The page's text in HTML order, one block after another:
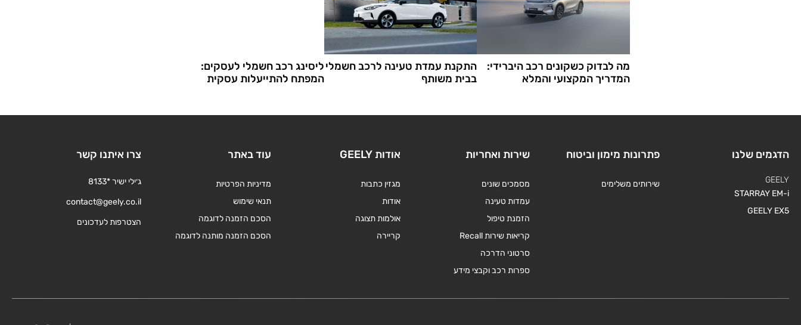
מה לבדוק כשקונים רכב היברידי:
המדריך המקצועי והמלא
התקנת עמדת טעינה לרכב חשמלי
בבית משותף
ליסינג רכב חשמלי לעסקים:
המפתח להתייעלות עסקית
הדגמים שלנו
GEELY
STARRAY EM-i
GEELY EX5
פתרונות מימון וביטוח
שירותים משלימים
שירות ואחריות
מסמכים שונים
עמדות טעינה
הזמנת טיפול
קריאות שירות Recall
סרטוני הדרכה
ספרות רכב וקבצי מידע
אודות GEELY
מגזין כתבות
אודות
אולמות תצוגה
קריירה
עוד באתר
מדיניות הפרטיות
תנאי שימוש
הסכם הזמנה לדוגמה
הסכם הזמנה מותנה לדוגמה
צרו איתנו קשר
ג׳ילי ישיר *8133
contact@geely.co.il
הצטרפות לעדכונים